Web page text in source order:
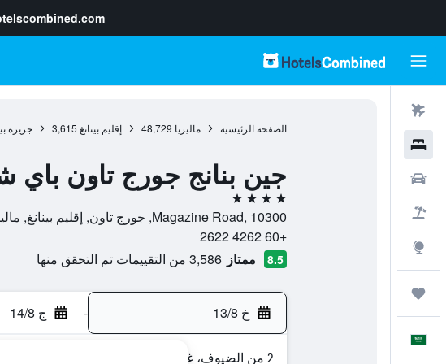
الصفحة الرئيسية ماليزيا 48,729 إقليم بينانغ 3,615 جزيرة
جين بنانج جورج تاون باي
4 نجوم
Magazine Road, 10300, جورج تاون, إقليم بينانغ, ماليزيا
+60 4262 2622
8.5 ممتاز 3,586 من التقييمات تم التحقق منها
خ 13/8 - ج 14/8
2 من الضيوف، غرفة واحدة